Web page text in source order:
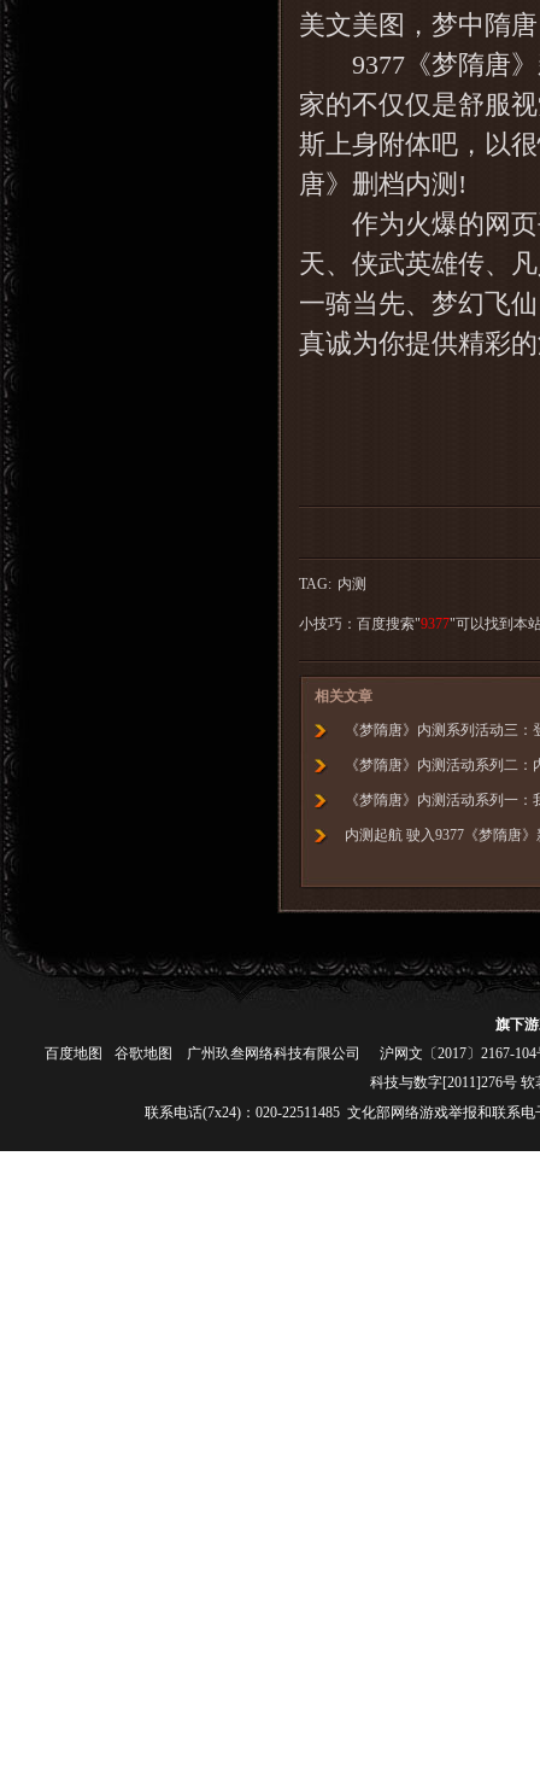
美文美图，梦中隋
9377《梦隋唐》
家的不仅仅是舒服
斯上身附体吧，以
唐》删档内测!
作为火爆的网页
天、侠武英雄传、
一骑当先、梦幻飞
真诚为你提供精彩
TAG: 内测
小技巧：百度搜索"9377"可以找到本
相关文章
《梦隋唐》内测系列活动三
《梦隋唐》内测活动系列二：
《梦隋唐》内测活动系列一
内测起航 驶入9377《梦隋唐
旗下
广州玖叁网络科技有限公司
沪网文〔2017〕2167-104
科技与数字[2011]276号 软
联系电话(7x24)：020-22511485 文化部网络游戏举报和联系
百度地图 谷歌地图